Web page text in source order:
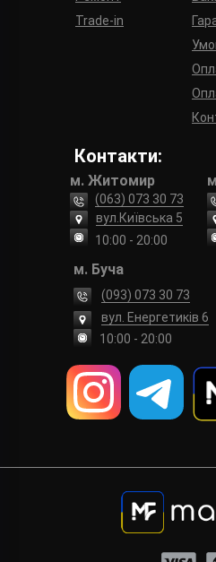
Trade-in
Контакти:
м. Житомир
вул.Київська 5
10:00 - 20:00
(063) 073 30 73
м. Буча
вул. Енергетиків 6
(093) 073 30 73
10:00 - 20:00